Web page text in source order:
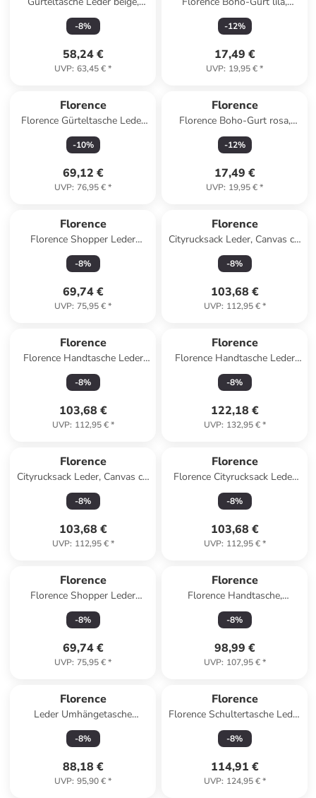
mehrfarbig ca. 25cm
-8%
58,24 €
UVP: 63,45 €*
lavendel, beige ca. 140cm
-12%
17,49 €
UVP: 19,95 €*
Florence
Florence Gürteltasche Leder
aquamarin, türkis ca. 31cm
-10%
69,12 €
UVP: 76,95 €*
Florence
Florence Boho-Gurt rosa,
beige ca. 140cm
-12%
17,49 €
UVP: 19,95 €*
Florence
Florence Shopper Leder
fuchsia, pink ca. 37cm
-8%
69,74 €
UVP: 75,95 €*
Florence
Cityrucksack Leder, Canvas ca.
43cm breit ca. 39cm hoch
-8%
103,68 €
UVP: 112,95 €*
Florence
Florence Handtasche Leder
schwarz ca. 31cm
-8%
103,68 €
UVP: 112,95 €*
Florence
Florence Handtasche Leder
fuchsia, pink ca. 38cm
-8%
122,18 €
UVP: 132,95 €*
Florence
Cityrucksack Leder, Canvas ca.
43cm breit ca. 39cm hoch
-8%
103,68 €
UVP: 112,95 €*
Florence
Florence Cityrucksack Leder
hellblau ca. 27cm
-8%
103,68 €
UVP: 112,95 €*
Florence
Florence Shopper Leder
taupe, beige ca. 37cm
-8%
69,74 €
UVP: 75,95 €*
Florence
Florence Handtasche,
Umhängetasche Leder
schwarz ca. 31cm
-8%
98,99 €
UVP: 107,95 €*
Florence
Leder Umhängetasche
Florence Tasche pink, fuchsia
ca. 23cm
-8%
88,18 €
UVP: 95,90 €*
Florence
Florence Schultertasche Leder
beige ca. 30cm
-8%
114,91 €
UVP: 124,95 €*